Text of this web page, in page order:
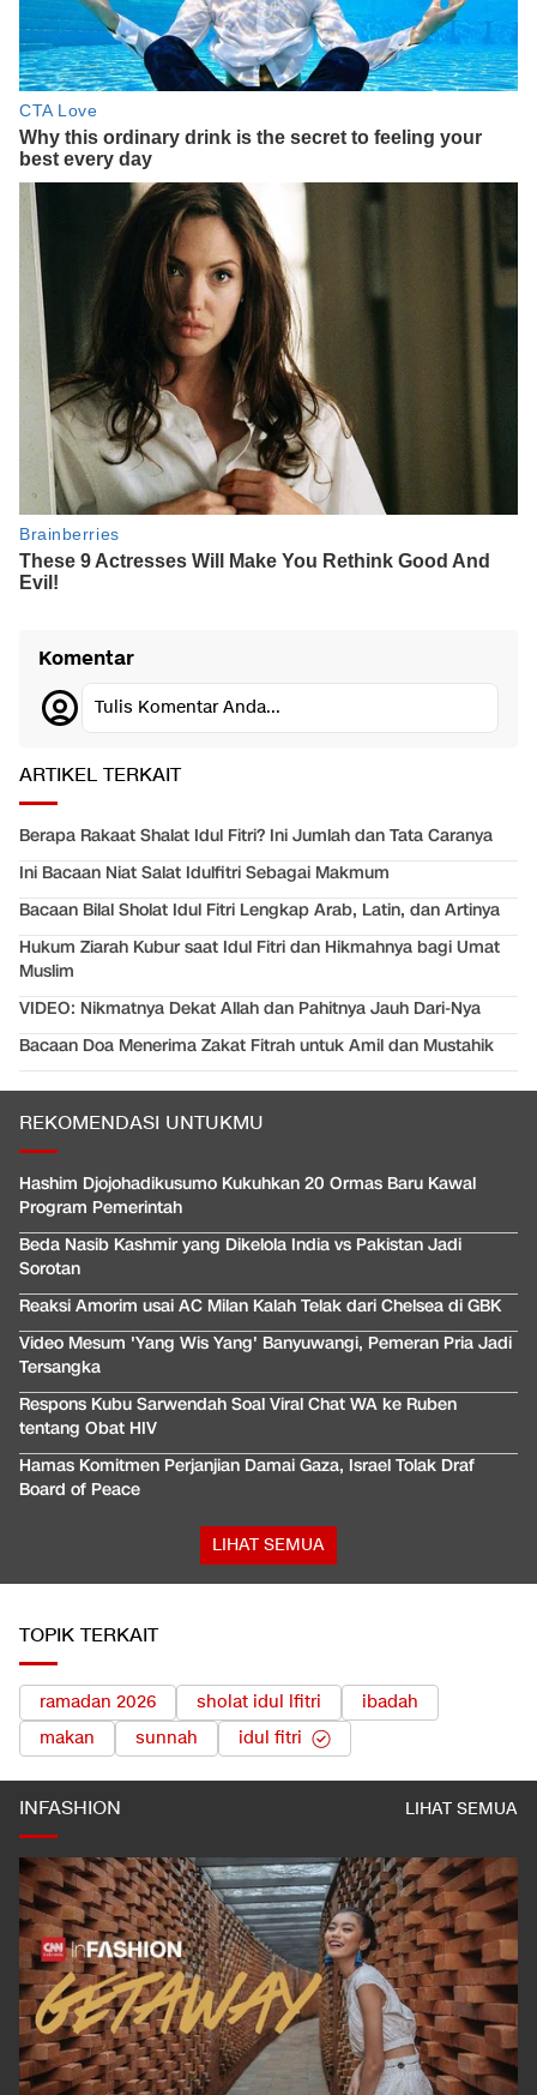
Komentar
Tulis Komentar Anda...
ARTIKEL TERKAIT
Berapa Rakaat Shalat Idul Fitri? Ini Jumlah dan Tata Caranya
Ini Bacaan Niat Salat Idulfitri Sebagai Makmum
Bacaan Bilal Sholat Idul Fitri Lengkap Arab, Latin, dan Artinya
Hukum Ziarah Kubur saat Idul Fitri dan Hikmahnya bagi Umat
Muslim
VIDEO: Nikmatnya Dekat Allah dan Pahitnya Jauh Dari-Nya
Bacaan Doa Menerima Zakat Fitrah untuk Amil dan Mustahik
REKOMENDASI UNTUKMU
Hashim Djojohadikusumo Kukuhkan 20 Ormas Baru Kawal
Program Pemerintah
Beda Nasib Kashmir yang Dikelola India vs Pakistan Jadi
Sorotan
Reaksi Amorim usai AC Milan Kalah Telak dari Chelsea di GBK
Video Mesum 'Yang Wis Yang' Banyuwangi, Pemeran Pria Jadi
Tersangka
Respons Kubu Sarwendah Soal Viral Chat WA ke Ruben
tentang Obat HIV
Hamas Komitmen Perjanjian Damai Gaza, Israel Tolak Draf
Board of Peace
LIHAT SEMUA
TOPIK TERKAIT
ramadan 2026 sholat idul lfitri
ibadah
makan
sunnah idul fitri
INFASHION LIHAT SEMUA